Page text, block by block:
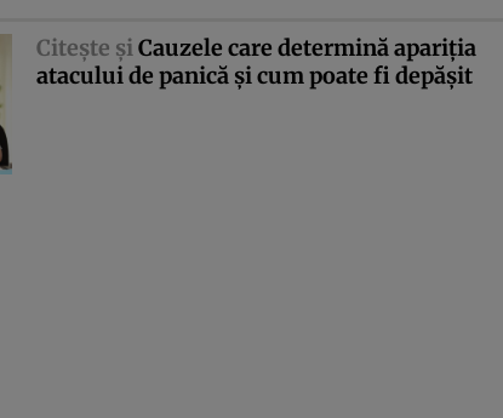
Citeşte şiCauzele care determină apariţia
atacului de panică şi cum poate fi depăşit